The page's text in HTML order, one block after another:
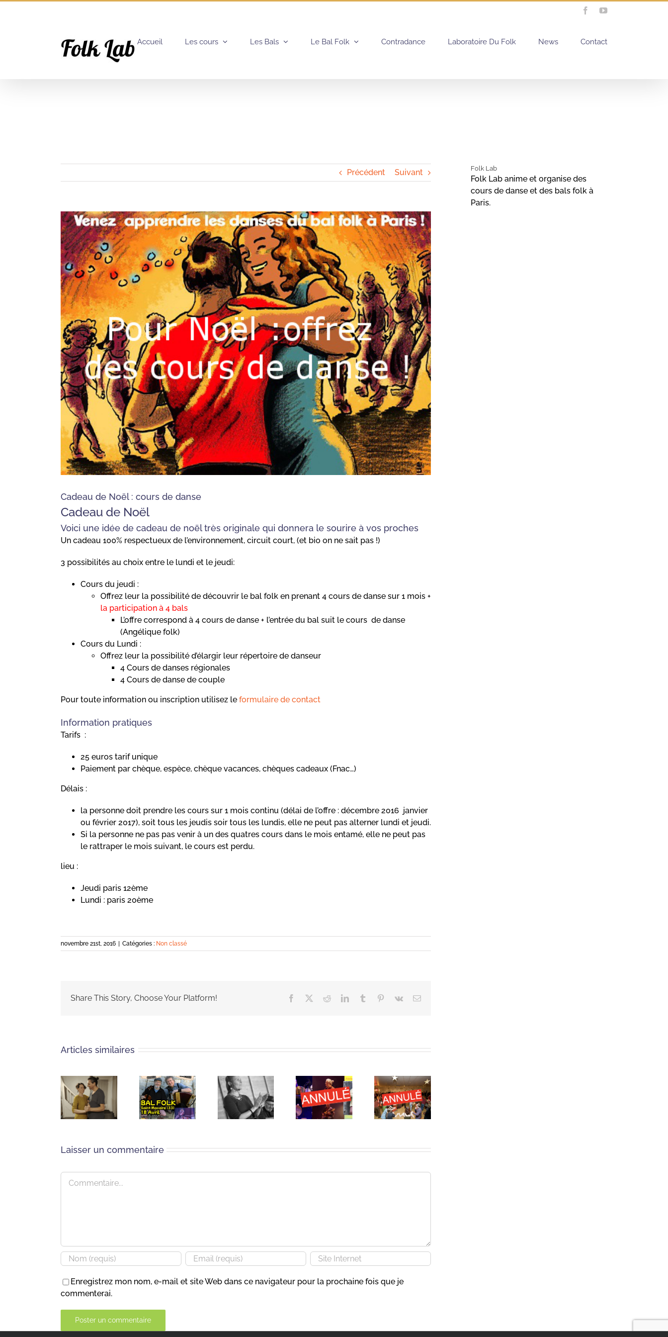
FacebookYouTube
Accueil Les cours Les Bals Le Bal Folk Contradance Laboratoire Du Folk News Contact
Précédent Suivant
Cadeau de Noël : cours de danse
Cadeau de Noël
Voici une idée de cadeau de noël très originale qui donnera le sourire à vos proches
Un cadeau 100% respectueux de l’environnement, circuit court, (et bio on ne sait pas !)
3 possibilités au choix entre le lundi et le jeudi:
Cours du jeudi :
Offrez leur la possibilité de découvrir le bal folk en prenant 4 cours de danse sur 1 mois +
la participation à 4 bals
L’offre correspond à 4 cours de danse + l’entrée du bal suit le cours de danse
(Angélique folk)
Cours du Lundi :
Offrez leur la possibilité d’élargir leur répertoire de danseur
4 Cours de danses régionales
4 Cours de danse de couple
Pour toute information ou inscription utilisez le formulaire de contact
Information pratiques
Tarifs :
25 euros tarif unique
Paiement par chèque, espèce, chèque vacances, chèques cadeaux (Fnac…)
Délais :
la personne doit prendre les cours sur 1 mois continu (délai de l’offre : décembre 2016 janvier
ou février 2017), soit tous les jeudis soir tous les lundis, elle ne peut pas alterner lundi et jeudi.
Si la personne ne pas pas venir à un des quatres cours dans le mois entamé, elle ne peut pas
le rattraper le mois suivant, le cours est perdu.
lieu :
Jeudi paris 12ème
Lundi : paris 20ème
novembre 21st, 2016 | Catégories : Non classé
Share This Story, Choose Your Platform! Facebook RedditLinkedInTumblr Pinterest
Vk Email
Articles similaires
Laisser un commentaire
Commentaire
Enregistrez mon nom, e-mail et site Web dans ce navigateur pour la prochaine fois que je
commenterai.
Folk Lab
Folk Lab anime et organise des
cours de danse et des bals folk à
Paris.